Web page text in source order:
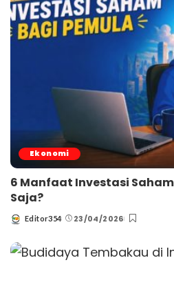
Ekonomi
6 Manfaat Investasi
Saja?
Posted
Editor354 23/04/2026